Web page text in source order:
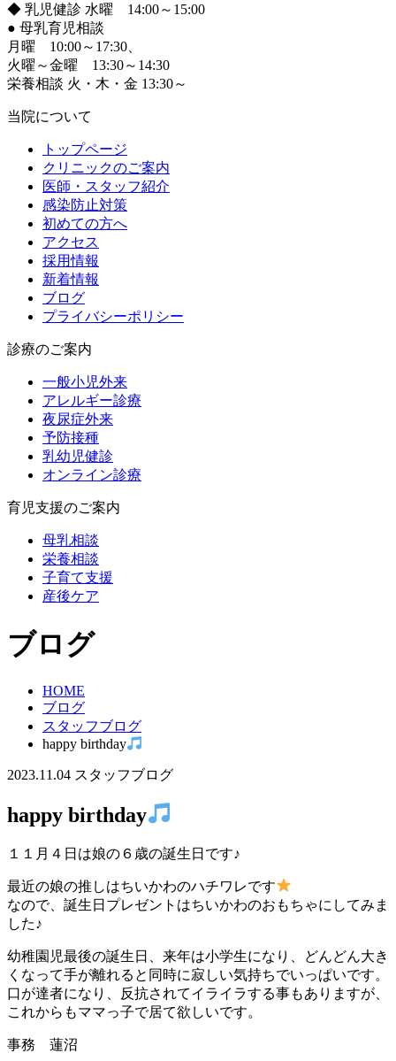
◆ 乳児健診 水曜 14:00～15:00
● 母乳育児相談
月曜 10:00～17:30、
火曜～金曜 13:30～14:30
栄養相談 火・木・金 13:30～
当院について
トップページ
クリニックのご案内
医師・スタッフ紹介
感染防止対策
初めての方へ
アクセス
採用情報
新着情報
ブログ
プライバシーポリシー
診療のご案内
一般小児外来
アレルギー診療
夜尿症外来
予防接種
乳幼児健診
オンライン診療
育児支援のご案内
母乳相談
栄養相談
子育て支援
産後ケア
ブログ
HOME
ブログ
スタッフブログ
happy birthday
2023.11.04 スタッフブログ
happy birthday
１１月４日は娘の６歳の誕生日です♪
最近の娘の推しはちいかわのハチワレです
なので、誕生日プレゼントはちいかわのおもちゃにしてみま
した♪
幼稚園児最後の誕生日、来年は小学生になり、どんどん大き
くなって手が離れると同時に寂しい気持ちでいっぱいです。
口が達者になり、反抗されてイライラする事もありますが、
これからもママっ子で居て欲しいです。
事務 蓮沼